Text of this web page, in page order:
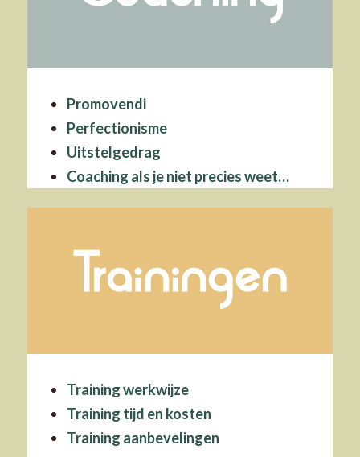
Coaching
Training
Workshops
Promovendi
Perfectionisme
Uitstelgedrag
Coaching als je niet precies weet…
Training werkwijze
Training tijd en kosten
Training aanbevelingen